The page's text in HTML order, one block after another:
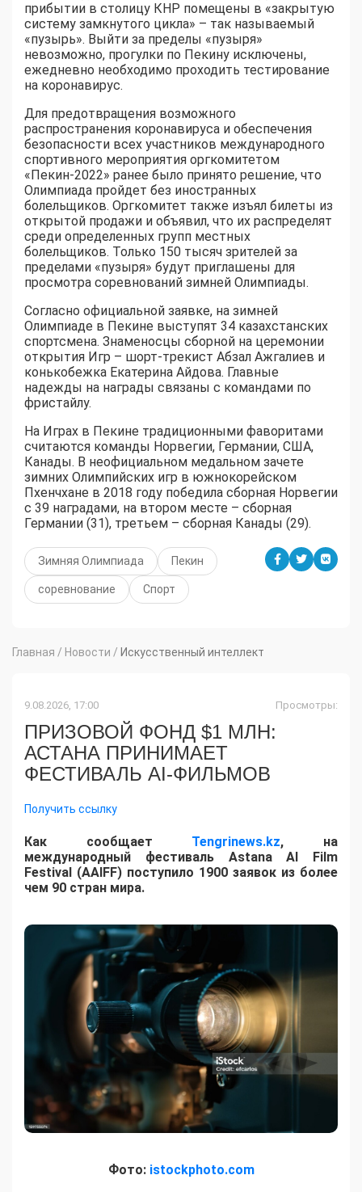
прибытии в столицу КНР помещены в «закрытую
систему замкнутого цикла» – так называемый
«пузырь». Выйти за пределы «пузыря»
невозможно, прогулки по Пекину исключены,
ежедневно необходимо проходить тестирование
на коронавирус.
Для предотвращения возможного
распространения коронавируса и обеспечения
безопасности всех участников международного
спортивного мероприятия оргкомитетом
«Пекин-2022» ранее было принято решение, что
Олимпиада пройдет без иностранных
болельщиков. Оргкомитет также изъял билеты из
открытой продажи и объявил, что их распределят
среди определенных групп местных
болельщиков. Только 150 тысяч зрителей за
пределами «пузыря» будут приглашены для
просмотра соревнований зимней Олимпиады.
Согласно официальной заявке, на зимней
Олимпиаде в Пекине выступят 34 казахстанских
спортсмена. Знаменосцы сборной на церемонии
открытия Игр – шорт-трекист Абзал Ажгалиев и
конькобежка Екатерина Айдова. Главные
надежды на награды связаны с командами по
фристайлу.
На Играх в Пекине традиционными фаворитами
считаются команды Норвегии, Германии, США,
Канады. В неофициальном медальном зачете
зимних Олимпийских игр в южнокорейском
Пхенчхане в 2018 году победила сборная Норвегии
с 39 наградами, на втором месте – сборная
Германии (31), третьем – сборная Канады (29).
Зимняя Олимпиада Пекин
соревнование Спорт
Главная / Новости / Искусственный интеллект
9.08.2026, 17:00 Просмотры:
ПРИЗОВОЙ ФОНД $1 МЛН:
АСТАНА ПРИНИМАЕТ
ФЕСТИВАЛЬ AI-ФИЛЬМОВ
Получить ссылку
Как сообщает Tengrinews.kz, на
международный фестиваль Astana AI Film
Festival (AAIFF) поступило 1900 заявок из более
чем 90 стран мира.
Фото: istockphoto.com